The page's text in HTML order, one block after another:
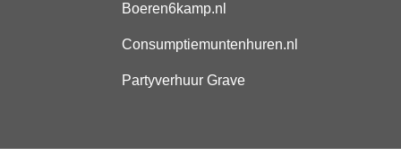
Boeren6kamp.nl
Consumptiemuntenhuren.nl
Partyverhuur Grave